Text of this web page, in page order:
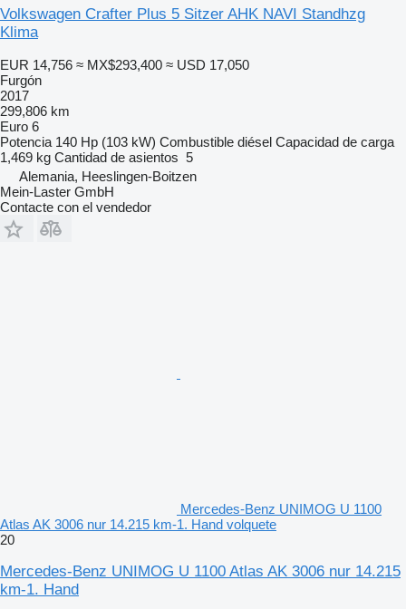
Volkswagen Crafter Plus 5 Sitzer AHK NAVI Standhzg
Klima
EUR 14,756 ≈ MX$293,400 ≈ USD 17,050
Furgón
2017
299,806 km
Euro 6
Potencia 140 Hp (103 kW) Combustible diésel Capacidad de carga
1,469 kg Cantidad de asientos 5
Alemania, Heeslingen-Boitzen
Mein-Laster GmbH
Contacte con el vendedor
Mercedes-Benz UNIMOG U 1100
Atlas AK 3006 nur 14.215 km-1. Hand volquete
20
Mercedes-Benz UNIMOG U 1100 Atlas AK 3006 nur 14.215
km-1. Hand